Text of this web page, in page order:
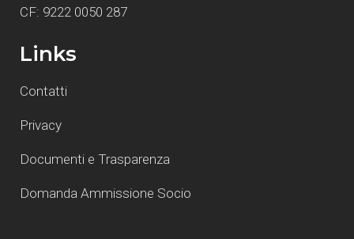
CF: 9222 0050 287
Links
Contatti
Privacy
Documenti e Trasparenza
Domanda Ammissione Socio